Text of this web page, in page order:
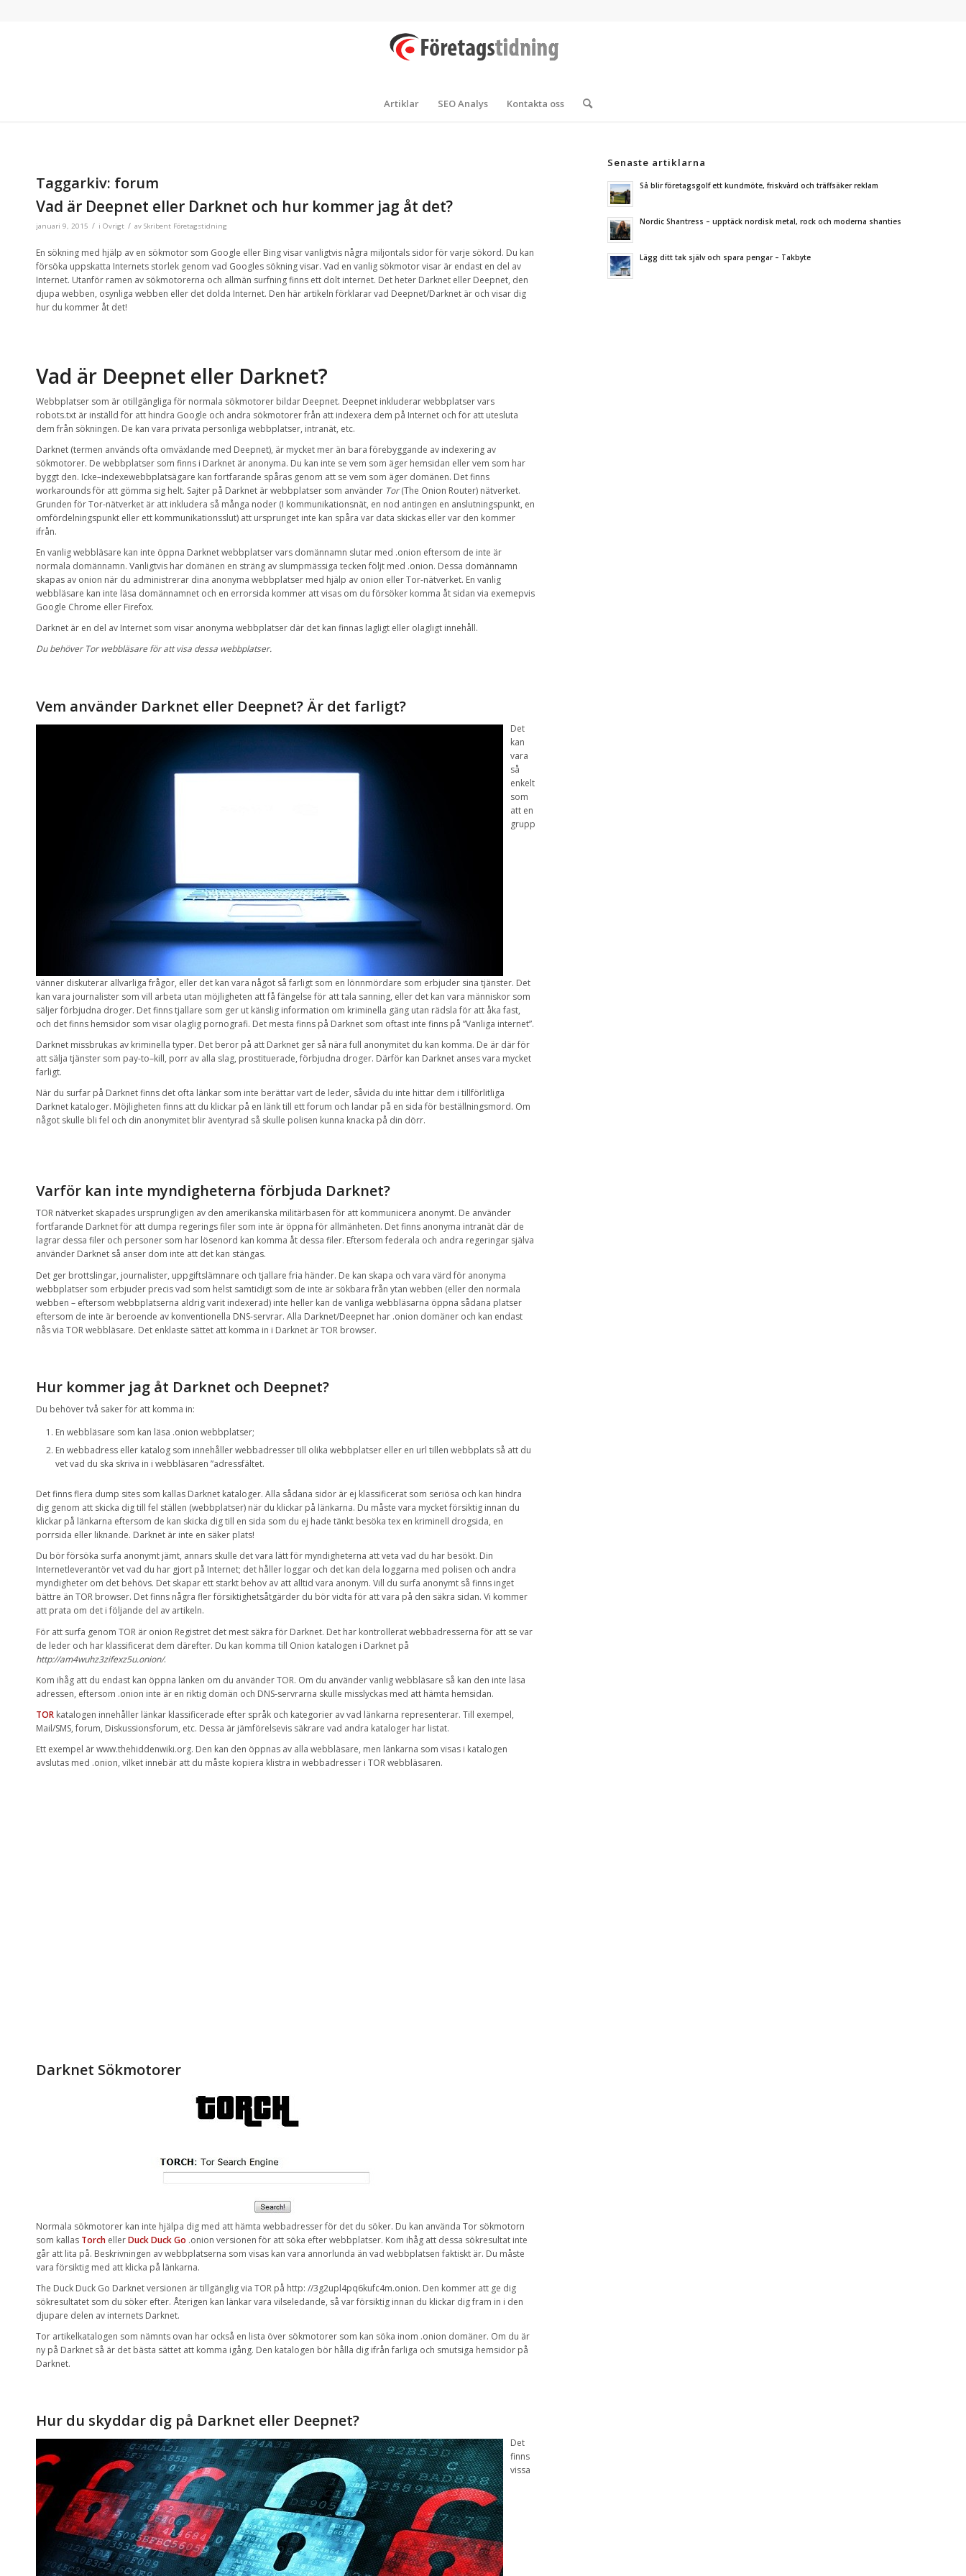
Artiklar SEO Analys Kontakta oss
Taggarkiv: forum
Vad är Deepnet eller Darknet och hur kommer jag åt det?
januari 9, 2015 / i Övrigt / av Skribent Företagstidning
En sökning med hjälp av en sökmotor som Google eller Bingvisarvanligtvis några miljontals sidorför varje sökord. Du kan
försöka uppskatta Internets storlek genom vad Googles sökning visar. Vad en vanlig sökmotor visar är endast en del av
Internet. Utanför ramen av sökmotorerna och allmän surfning finns ett dolt internet. Det heter Darknet eller Deepnet, den
djupa webben, osynliga webben eller det dolda Internet. Den här artikeln förklararvad Deepnet/Darknet är och visar dig
hur du kommer åt det!
Vad är Deepnet eller Darknet?
Webbplatser som är otillgängligaför normala sökmotorer bildar Deepnet. Deepnet inkluderarwebbplatser vars
robots.txt är inställd för att hindra Google och andra sökmotorerfrån att indexera dem på Internet ochför att utesluta
dem från sökningen. De kan vara privata personliga webbplatser, intranät, etc.
Darknet (termen används ofta omväxlande med Deepnet), är mycket mer än bara förebyggande av indexering av
sökmotorer. De webbplatser som finns i Darknet är anonyma. Du kan inte se vem som äger hemsidan eller vem som har
byggt den. Icke–indexewebbplatsägare kan fortfarande spåras genom att se vem som äger domänen. Det finns
workarounds för att gömma sig helt. Sajter på Darknet ärwebbplatser som använder Tor (The Onion Router) nätverket.
Grunden förTor-nätverket är att inkludera så många noder (I kommunikationsnät, en nod antingen en anslutningspunkt, en
omfördelningspunkt eller ett kommunikationsslut) att ursprunget inte kan spåra var data skickas eller var den kommer
ifrån.
En vanligwebbläsare kan inte öppna Darknetwebbplatser vars domännamn slutar med .onion eftersom de inte är
normala domännamn. Vanligtvis har domänen en sträng av slumpmässiga tecken följt med .onion. Dessa domännamn
skapas av onion när du administrerar dina anonyma webbplatser med hjälp av onion ellerTor-nätverket. En vanlig
webbläsare kan inte läsa domännamnet och en errorsida kommer att visas om du försöker komma åt sidan via exemepvis
Google Chrome eller Firefox.
Darknet är en del av Internet som visar anonyma webbplatser där det kan finnas lagligt eller olagligt innehåll.
Du behöver Tor webbläsare för att visa dessa webbplatser.
Vem använder Darknet eller Deepnet?Är det farligt?
Det
kan
vara
så
enkelt
som
att en
grupp
vänner diskuterar allvarliga frågor, eller det kan vara något så farligt som en lönnmördare som erbjuder sina tjänster. Det
kan vara journalister som vill arbeta utan möjligheten att få fängelse för att tala sanning, eller det kan vara människor som
säljerförbjudna droger. Det finnstjallare som ger ut känslig information om kriminella gäng utan rädsla för att åka fast,
och detfinns hemsidor som visar olaglig pornografi. Det mesta finns på Darknet som oftast inte finns på ”Vanliga internet”.
Darknet missbrukas av kriminella typer. Det beror på att Darknet ger så nära full anonymitet du kan komma. De är där för
att sälja tjänster som pay-to–kill, porr av alla slag, prostituerade,förbjudna droger. Därför kan Darknet anses vara mycket
farligt.
När du surfar på Darknetfinns det ofta länkar som inte berättarvart de leder, såvida du inte hittar dem i tillförlitliga
Darknet kataloger. Möjligheten finns att du klickar på en länk till ett forum och landar på en sidaför beställningsmord. Om
något skulle bli fel och din anonymitet blir äventyrad så skulle polisen kunna knacka på din dörr.
Varför kan inte myndigheterna förbjuda Darknet?
TOR nätverket skapades ursprungligen av den amerikanska militärbasenför att kommunicera anonymt. De använder
fortfarande Darknet för att dumpa regeringsfiler som inte är öppna för allmänheten. Det finns anonyma intranät där de
lagrar dessa filer och personer som har lösenord kan komma åt dessa filer. Eftersomfederala och andra regeringar själva
använder Darknet så anser dom inte att det kan stängas.
Det ger brottslingar, journalister, uppgiftslämnare och tjallare fria händer. De kan skapa och vara värd för anonyma
webbplatser som erbjuder precis vad som helst samtidigt som de inte är sökbara från ytan webben (eller den normala
webben – eftersom webbplatserna aldrig varit indexerad) inte heller kan de vanliga webbläsarna öppna sådana platser
eftersom de inte är beroende av konventionella DNS-servrar. Alla Darknet/Deepnet har .onion domäner och kan endast
nåsvia TORwebbläsare. Det enklaste sättet att komma in i Darknet ärTOR browser.
Hur kommer jag åt Darknet och Deepnet?
Du behöver två saker för att komma in:
En webbläsare som kan läsa .onion webbplatser;
En webbadress eller katalog som innehållerwebbadressertill olika webbplatser eller en url tillen webbplats så att du
vet vad du ska skriva in i webbläsaren ”adressfältet.
Det finns flera dump sites som kallas Darknet kataloger. Alla sådana sidor är ej klassificerat som seriösa och kan hindra
dig genom att skicka dig till fel ställen (webbplatser) när du klickar på länkarna. Du måste vara mycket försiktig innan du
klickar på länkarna eftersom de kan skicka dig till en sida som du ej hade tänkt besöka tex en kriminell drogsida, en
porrsida eller liknande. Darknet är inte en säker plats!
Du bör försöka surfa anonymt jämt, annars skulle det vara lätt för myndigheterna att veta vad du har besökt. Din
Internetleverantörvet vad du har gjort på Internet; det håller loggar och det kan dela loggarna med polisen och andra
myndigheter om det behövs. Det skapar ett starkt behov av att alltid vara anonym. Vill du surfa anonymt så finns inget
bättre än TOR browser. Det finns några flerförsiktighetsåtgärder du bör vidta för attvara på den säkra sidan. Vi kommer
att prata om det i följande del av artikeln.
För att surfa genom TOR är onion Registret det mest säkraför Darknet. Det har kontrolleratwebbadresserna för att se var
de leder och har klassificerat dem därefter. Du kan komma till Onion katalogen i Darknet på
http://am4wuhz3zifexz5u.onion/.
Kom ihåg att du endast kan öppna länken om du använderTOR. Om du användervanligwebbläsare så kan den inte läsa
adressen, eftersom .onion inte är en riktig domän och DNS-servrarna skulle misslyckas med att hämta hemsidan.
TOR katalogen innehåller länkar klassificerade efter språk och kategorier avvad länkarna representerar. Till exempel,
Mail/SMS,forum, Diskussionsforum, etc. Dessa är jämförelsevis säkrare vad andra kataloger har listat.
Ett exempel ärwww.thehiddenwiki.org. Den kan den öppnas av alla webbläsare, men länkarna som visas i katalogen
avslutas med .onion, vilket innebär att du måste kopiera klistra in webbadresser i TORwebbläsaren.
Darknet Sökmotorer
Normala sökmotorer kan inte hjälpa dig med att hämta webbadresserför det du söker. Du kan använda Tor sökmotorn
som kallas Torch ellerDuckDuckGo .onion versionen för att söka efterwebbplatser. Kom ihåg att dessa sökresultat inte
går att lita på. Beskrivningen avwebbplatserna som visas kan vara annorlunda än vad webbplatsen faktiskt är. Du måste
vara försiktig med att klicka på länkarna.
The Duck Duck Go Darknetversionen ärtillgänglig via TOR på http: //3g2upl4pq6kufc4m.onion. Den kommer att ge dig
sökresultatet som du söker efter. Återigen kan länkarvara vilseledande, så var försiktig innan du klickar dig fram in i den
djupare delen av internets Darknet.
Tor artikelkatalogen som nämnts ovan har också en lista över sökmotorer som kan söka inom .onion domäner. Om du är
ny på Darknet så är det bästa sättet att komma igång. Den katalogen bör hålla dig ifrån farliga och smutsiga hemsidor på
Darknet.
Hur du skyddar dig på Darknet eller Deepnet?
Det
finns
vissa
Senaste artiklarna
Så blir företagsgolf ett kundmöte, friskvård och träffsäker reklam
Nordic Shantress – upptäck nordisk metal, rock och moderna shanties
Lägg ditt tak själv och spara pengar – Takbyte